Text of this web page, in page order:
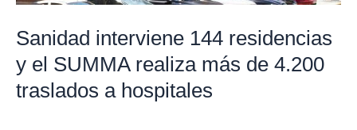
Sanidad interviene 144 residencias
y el SUMMA realiza más de 4.200
traslados a hospitales
de
4.200
traslados